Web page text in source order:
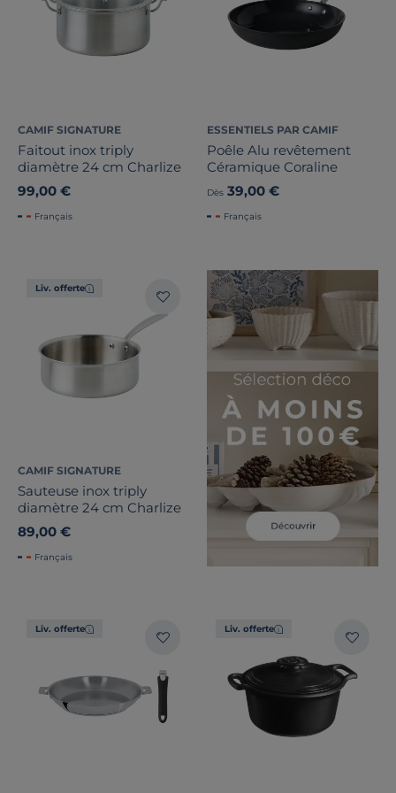
CAMIF SIGNATURE
Faitout inox triply
diamètre 24 cm Charlize
99,00 €
Français
ESSENTIELS PAR CAMIF
Poêle Alu revêtement
Céramique Coraline
Dès 39,00 €
Français
Liv. offerte
CAMIF SIGNATURE
Sauteuse inox triply
diamètre 24 cm Charlize
89,00 €
Français
Liv. offerte Liv. offerte